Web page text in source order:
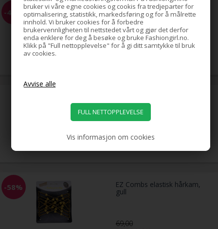
bruker vi våre egne cookies og cookis fra tredjeparter for
optimalisering, statistikk, markedsføring og for å målrette
innhold. Vi bruker cookies for å forbedre
brukervennligheten til nettstedet vårt og gjør det derfor
enda enklere for deg å besøke og bruke Fashiongirl.no.
Klikk på "Full nettopplevelse" for å gi ditt samtykke til bruk
av cookies.
Vis informasjon om cookies
-45% BLAX Hårstrikker 4 mm, flere
farger, 8-pakning
89,00
gull
79,00 NOK
-58% EZ Combs elastisk hårkam,
gull
69,00